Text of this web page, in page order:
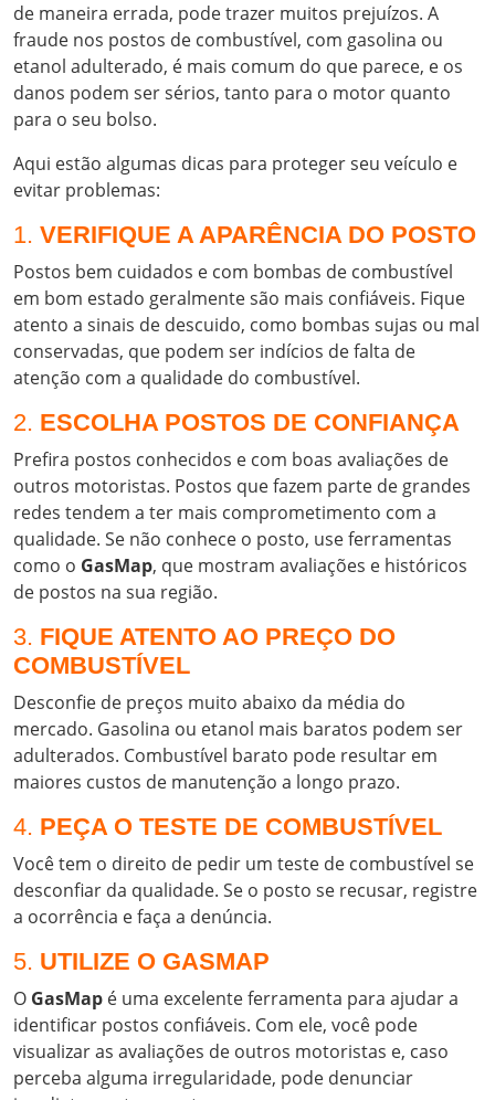
de maneira errada, pode trazer muitos prejuízos. A
fraude nos postos de combustível, com gasolina ou
etanol adulterado, é mais comum do que parece, e os
danos podem ser sérios, tanto para o motor quanto
para o seu bolso.
Aqui estão algumas dicas para proteger seu veículo e
evitar problemas:
1. VERIFIQUE A APARÊNCIA DO POSTO
Postos bem cuidados e com bombas de combustível
em bom estado geralmente são mais confiáveis. Fique
atento a sinais de descuido, como bombas sujas ou mal
conservadas, que podem ser indícios de falta de
atenção com a qualidade do combustível.
2. ESCOLHA POSTOS DE CONFIANÇA
Prefira postos conhecidos e com boas avaliações de
outros motoristas. Postos que fazem parte de grandes
redes tendem a ter mais comprometimento com a
qualidade. Se não conhece o posto, use ferramentas
como o GasMap, que mostram avaliações e históricos
de postos na sua região.
3. FIQUE ATENTO AO PREÇO DO
COMBUSTÍVEL
Desconfie de preços muito abaixo da média do
mercado. Gasolina ou etanol mais baratos podem ser
adulterados. Combustível barato pode resultar em
maiores custos de manutenção a longo prazo.
4. PEÇA O TESTE DE COMBUSTÍVEL
Você tem o direito de pedir um teste de combustível se
desconfiar da qualidade. Se o posto se recusar, registre
a ocorrência e faça a denúncia.
5. UTILIZE O GASMAP
O GasMap é uma excelente ferramenta para ajudar a
identificar postos confiáveis. Com ele, você pode
visualizar as avaliações de outros motoristas e, caso
perceba alguma irregularidade, pode denunciar